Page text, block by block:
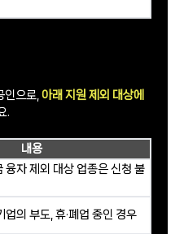
인으로,아래 지원 제외 대상에
.
내용
융자 제외 대상 업종은 신청 불
업의 부도, 휴·폐업 중인 경우